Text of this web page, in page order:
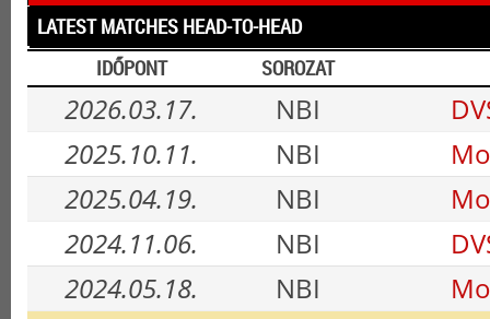
LATEST MATCHES HEAD-TO-HEAD
IDŐPONT
SOROZAT
2026.03.17. NBI
2025.10.11.
NBI
2025.04.19.
NBI
2024.11.06.
NBI
2024.05.18.
NBI